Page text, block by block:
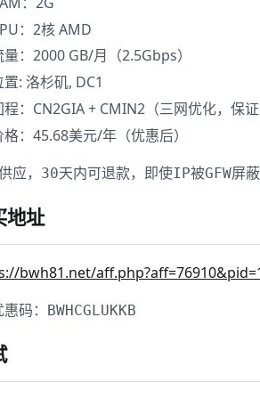
：2核 AMD
量：2000 GB/月（2.5Gbps）
置: 洛杉矶, DC1
程：CN2GIA + CMIN2（三网优化，保证
格：45.68美元/年（优惠后）
应，30天内可退款，即使IP被GFW屏蔽
地址
bwh81.net/
码：
BWHCGLUKKB